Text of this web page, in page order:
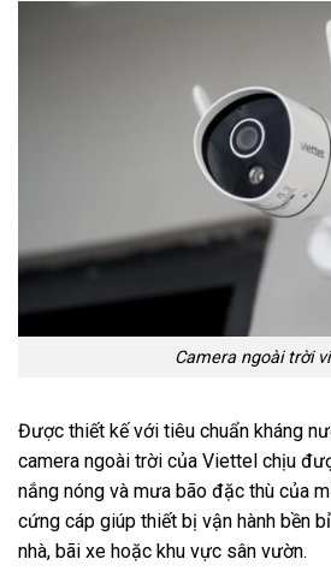
Camera ngoài trời
Được thiết kế với tiêu chuẩn kháng
camera ngoài trời của Viettel chịu
nắng nóng và mưa bão đặc thù của
cứng cáp giúp thiết bị vận hành bền
nhà, bãi xe hoặc khu vực sân vườn.